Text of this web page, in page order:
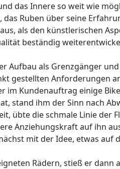
das Innere so weit wie
das Ruben über seine
als den künstlerischen
beständig
Aufbau als Grenzgänger
gestellten Anforderungen
im Kundenauftrag einige
stand ihm der Sinn nach
übte die schmale Linie der
Anziehungskraft auf ihn
mit der Idee, etwas auf
Rädern, stieß er dann